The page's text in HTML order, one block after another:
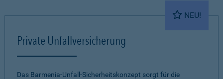
NEU!
Private Unfallversicherung
Das Barmenia-Unfall-Sicherheitskonzept sorgt für die